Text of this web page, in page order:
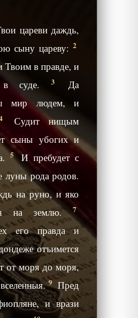
цареви даждь,
сыну цареву:2
Твоим в правде, и
суде.
3
Да
мир людем, и
Судит нищым
сыны убогих и
5 И пребудет с
луны рода родов.
на руно, и яко
на землю.7
eго правда и
отъимется
от моря до моря,
9 Пред
и врази